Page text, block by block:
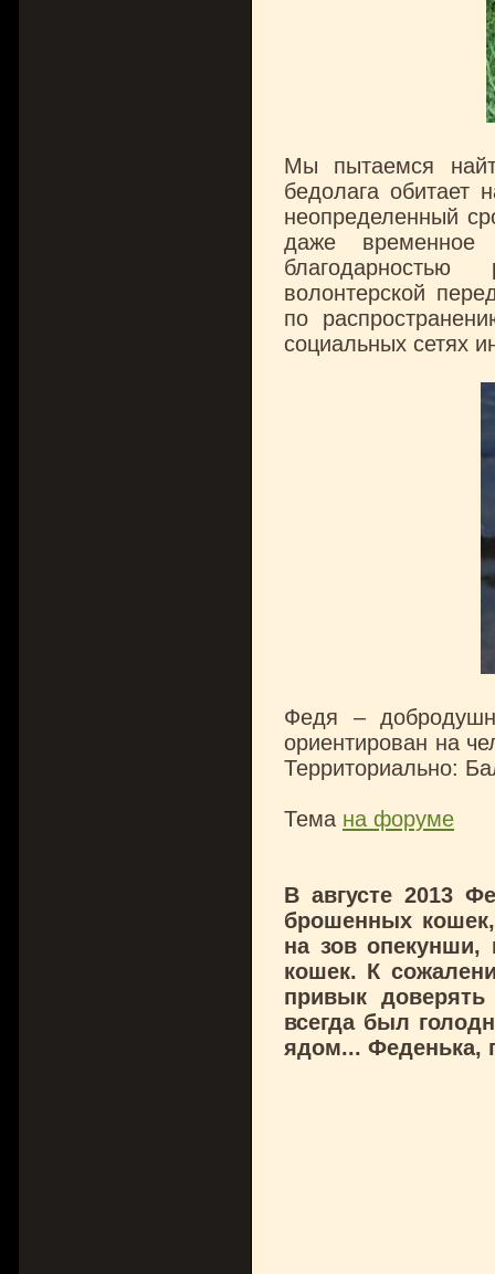
Мы пытаемся
бедолага обитает
неопределенный
даже
волонтерской
по
социальных сетях
Федя –
ориентирован на
Территориально:
Тема на форуме
В августе 2013
брошенных
на зов опекунши,
кошек. К
привык
всегда был
ядом... Феденька,